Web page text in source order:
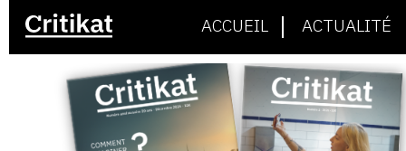
ACCUEIL ACTUALITÉ